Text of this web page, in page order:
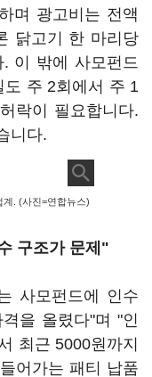
며 광고비는 전액
닭고기 한 마리당
이 밖에 사모펀드
도 주 2회에서 주 1
락이 필요합니다.
니다.
계. (사진=연합뉴스)
구조가 문제"
사모펀드에 인수
을 올렸다"며 "인
최근 5000원까지
어가는 패티 납품